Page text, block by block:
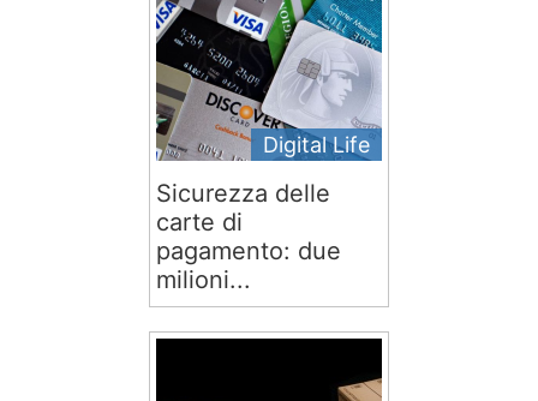
Digital Life
Sicurezza delle
carte di
pagamento: due
milioni...